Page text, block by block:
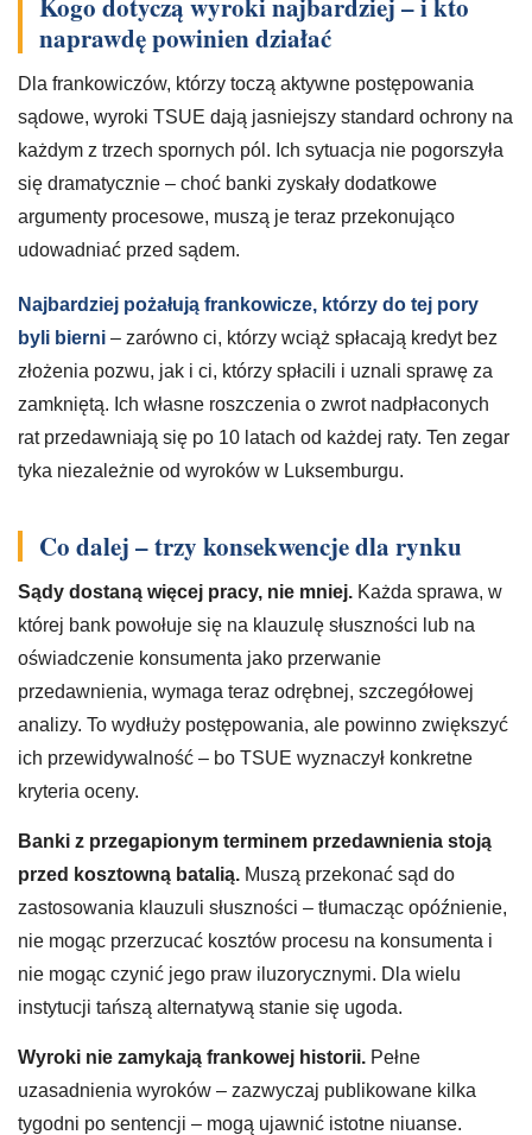
naprawdę powinien działać
Dla frankowiczów, którzy toczą aktywne postępowania
sądowe, wyroki TSUE dają jasniejszy standard ochrony na
każdym z trzech spornych pól. Ich sytuacja nie pogorszyła
się dramatycznie – choć banki zyskały dodatkowe
argumenty procesowe, muszą je teraz przekonująco
udowadniać przed sądem.
Najbardziej pożałują frankowicze, którzy do tej pory
byli bierni – zarówno ci, którzy wciąż spłacają kredyt bez
złożenia pozwu, jak i ci, którzy spłacili i uznali sprawę za
zamkniętą. Ich własne roszczenia o zwrot nadpłaconych
rat przedawniają się po 10 latach od każdej raty. Ten zegar
tyka niezależnie od wyroków w Luksemburgu.
Co dalej – trzy konsekwencje dla rynku
Sądy dostaną więcej pracy, nie mniej. Każda sprawa, w
której bank powołuje się na klauzulę słuszności lub na
oświadczenie konsumenta jako przerwanie
przedawnienia, wymaga teraz odrębnej, szczegółowej
analizy. To wydłuży postępowania, ale powinno zwiększyć
ich przewidywalność – bo TSUE wyznaczył konkretne
kryteria oceny.
Banki z przegapionym terminem przedawnienia stoją
przed kosztowną batalią. Muszą przekonać sąd do
zastosowania klauzuli słuszności – tłumacząc opóźnienie,
nie mogąc przerzucać kosztów procesu na konsumenta i
nie mogąc czynić jego praw iluzorycznymi. Dla wielu
instytucji tańszą alternatywą stanie się ugoda.
Wyroki nie zamykają frankowej historii. Pełne
uzasadnienia wyroków – zazwyczaj publikowane kilka
tygodni po sentencji – mogą ujawnić istotne niuanse.